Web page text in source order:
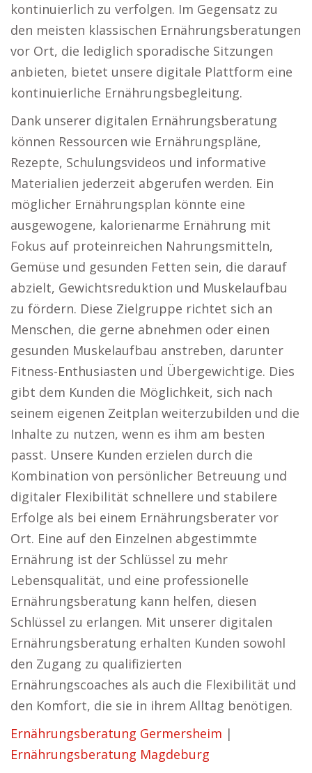
kontinuierlich zu verfolgen. Im Gegensatz zu
den meisten klassischen Ernährungsberatungen
vor Ort, die lediglich sporadische Sitzungen
anbieten, bietet unsere digitale Plattform eine
kontinuierliche Ernährungsbegleitung.
Dank unserer digitalen Ernährungsberatung
können Ressourcen wie Ernährungspläne,
Rezepte, Schulungsvideos und informative
Materialien jederzeit abgerufen werden. Ein
möglicher Ernährungsplan könnte eine
ausgewogene, kalorienarme Ernährung mit
Fokus auf proteinreichen Nahrungsmitteln,
Gemüse und gesunden Fetten sein, die darauf
abzielt, Gewichtsreduktion und Muskelaufbau
zu fördern. Diese Zielgruppe richtet sich an
Menschen, die gerne abnehmen oder einen
gesunden Muskelaufbau anstreben, darunter
Fitness-Enthusiasten und Übergewichtige. Dies
gibt dem Kunden die Möglichkeit, sich nach
seinem eigenen Zeitplan weiterzubilden und die
Inhalte zu nutzen, wenn es ihm am besten
passt. Unsere Kunden erzielen durch die
Kombination von persönlicher Betreuung und
digitaler Flexibilität schnellere und stabilere
Erfolge als bei einem Ernährungsberater vor
Ort. Eine auf den Einzelnen abgestimmte
Ernährung ist der Schlüssel zu mehr
Lebensqualität, und eine professionelle
Ernährungsberatung kann helfen, diesen
Schlüssel zu erlangen. Mit unserer digitalen
Ernährungsberatung erhalten Kunden sowohl
den Zugang zu qualifizierten
Ernährungscoaches als auch die Flexibilität und
den Komfort, die sie in ihrem Alltag benötigen.
Ernährungsberatung Germersheim |
Ernährungsberatung Magdeburg